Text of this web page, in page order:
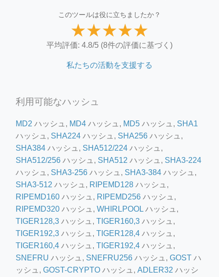
crew-neck-navy-blue/
このツールは役に立ちましたか？
★★★★★
平均評価: 4.8/5 (8件の評価に基づく)
私たちの活動を支援する
利用可能なハッシュ
MD2 ハッシュ, MD4 ハッシュ, MD5 ハッシュ, SHA1
ハッシュ, SHA224 ハッシュ, SHA256 ハッシュ,
SHA384 ハッシュ, SHA512/224 ハッシュ,
SHA512/256 ハッシュ, SHA512 ハッシュ, SHA3-224
ハッシュ, SHA3-256 ハッシュ, SHA3-384 ハッシュ,
SHA3-512 ハッシュ, RIPEMD128 ハッシュ,
RIPEMD160 ハッシュ, RIPEMD256 ハッシュ,
RIPEMD320 ハッシュ, WHIRLPOOL ハッシュ,
TIGER128,3 ハッシュ, TIGER160,3 ハッシュ,
TIGER192,3 ハッシュ, TIGER128,4 ハッシュ,
TIGER160,4 ハッシュ, TIGER192,4 ハッシュ,
SNEFRU ハッシュ, SNEFRU256 ハッシュ, GOST ハ
ッシュ, GOST-CRYPTO ハッシュ, ADLER32 ハッシ